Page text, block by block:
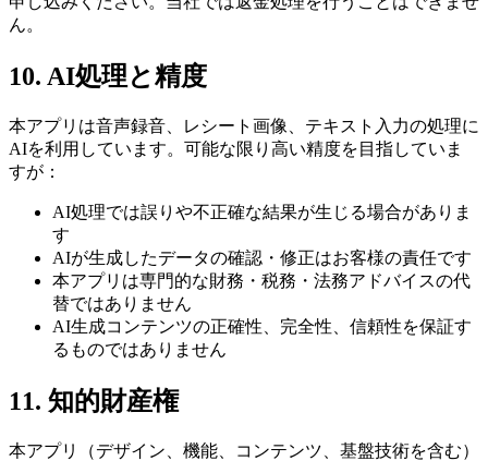
ん。
10. AI処理と精度
本アプリは音声録音、レシート画像、テキスト入力の処理に
AIを利用しています。可能な限り高い精度を目指していま
すが：
AI処理では誤りや不正確な結果が生じる場合がありま
す
AIが生成したデータの確認・修正はお客様の責任です
本アプリは専門的な財務・税務・法務アドバイスの代
替ではありません
AI生成コンテンツの正確性、完全性、信頼性を保証す
るものではありません
11. 知的財産権
本アプリ（デザイン、機能、コンテンツ、基盤技術を含む）